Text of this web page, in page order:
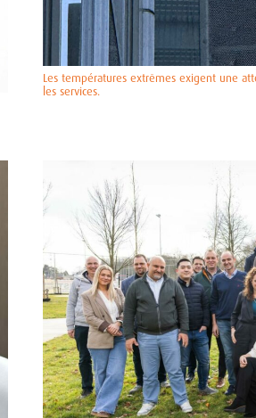
Les températures extrêmes exigent une
les services.